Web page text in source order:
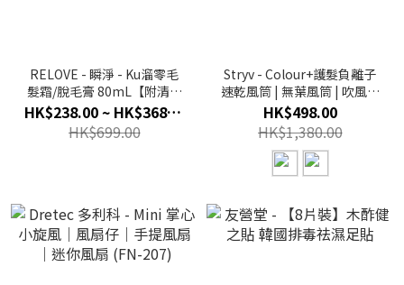
RELOVE - 瞬淨 - Ku溜零毛
髮霜/脫毛膏 80mL【附清潔
海綿】(RL02)
HK$238.00 ~ HK$368.00
HK$699.00
Stryv - Colour+護髮負離子
速乾風筒 | 無葉風筒 | 吹風機
【原裝行貨】
HK$498.00
HK$1,380.00